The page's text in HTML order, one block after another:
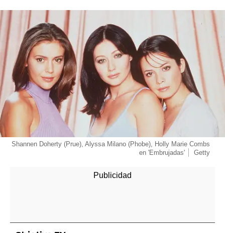
-
Shannen Doherty (Prue), Alyssa Milano (Phobe), Holly Marie Combs
en 'Embrujadas'
Getty